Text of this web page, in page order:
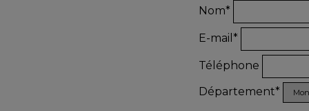
Nom*
E-mail*
Téléphone
Département*